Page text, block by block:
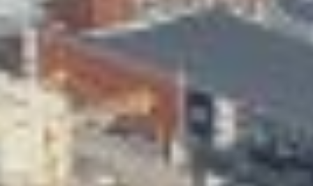
Mämminiemi
Taideapteekki
Kirjasto